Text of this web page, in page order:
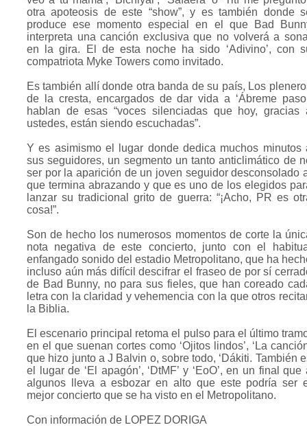
otra apoteosis de este “show”, y es también donde
produce ese momento especial en el que Bad
interpreta una canción exclusiva que no volverá a
en la gira. El de esta noche ha sido ‘Adivino’, con
compatriota Myke Towers como invitado.
Es también allí donde otra banda de su país, Los
de la cresta, encargados de dar vida a ‘Ábreme
hablan de esas “voces silenciadas que hoy, gracias
ustedes, están siendo escuchadas”.
Y es asimismo el lugar donde dedica muchos minutos
sus seguidores, un segmento un tanto anticlimático de
ser por la aparición de un joven seguidor desconsolado
que termina abrazando y que es uno de los elegidos
lanzar su tradicional grito de guerra: “¡Acho, PR es
cosa!”.
Son de hecho los numerosos momentos de corte la
nota negativa de este concierto, junto con el
enfangado sonido del estadio Metropolitano, que ha
incluso aún más difícil descifrar el fraseo de por sí
de Bad Bunny, no para sus fieles, que han coreado
letra con la claridad y vehemencia con la que otros
la Biblia.
El escenario principal retoma el pulso para el último
en el que suenan cortes como ‘Ojitos lindos’, ‘La
que hizo junto a J Balvin o, sobre todo, ‘Dákiti. También
el lugar de ‘El apagón’, ‘DtMF’ y ‘EoO’, en un final que
algunos lleva a esbozar en alto que este podría ser
mejor concierto que se ha visto en el Metropolitano.
Con información de LOPEZ DORIGA